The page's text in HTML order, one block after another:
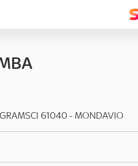
61040 - MONDAVIO